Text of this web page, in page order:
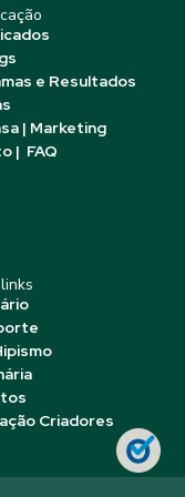
e Resultados
| Marketing
| FAQ
Criadores